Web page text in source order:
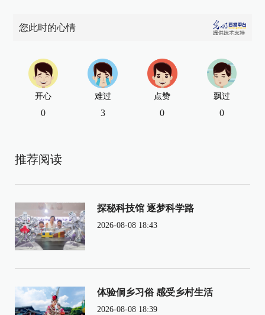
您此时的心情
开心
0
难过
3
点赞
0
飘过
0
推荐阅读
探秘科技馆 逐梦科学路
2026-08-08 18:43
体验侗乡习俗 感受乡村生活
2026-08-08 18:39